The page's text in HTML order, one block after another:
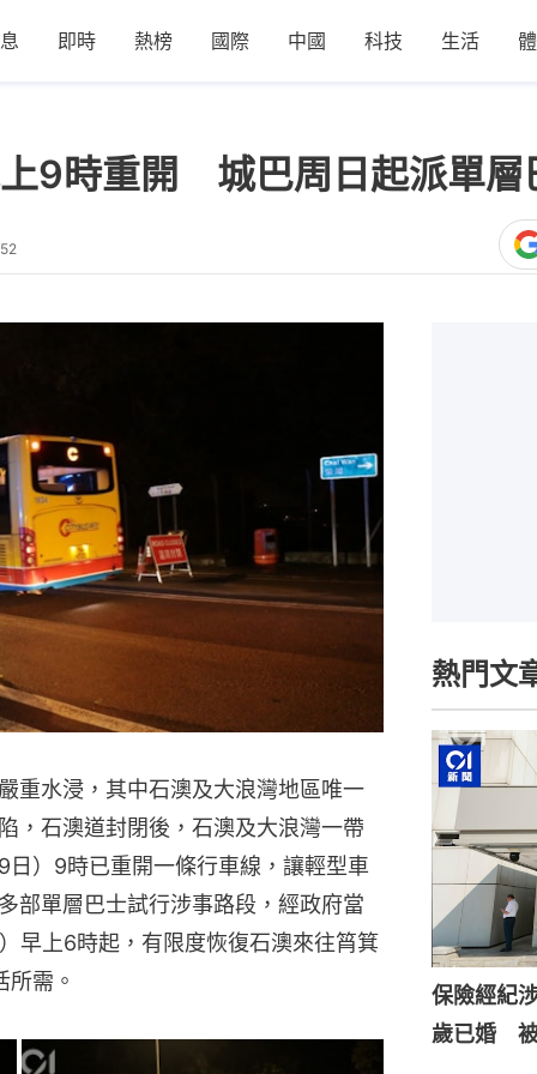
即時 熱榜 國際 中國 科技 生活
9時重開 城巴周日起派單層
重水浸，其中石澳及大浪灣地區唯一
，石澳道封閉後，石澳及大浪灣一帶
）9時已重開一條行車線，讓輕型車
部單層巴士試行涉事路段，經政府當
早上6時起，有限度恢復石澳來往筲箕
需。
熱門文
保險經紀
歲已婚